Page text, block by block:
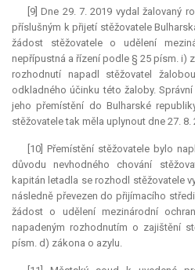
[9] Dne 29. 7. 2019 vydal žalovaný
příslušným k přijetí stěžovatele
žádost stěžovatele o udělení
nepřípustná a řízení podle § 25 písm. i)
rozhodnutí napadl stěžovatel
odkladného účinku této žaloby.
jeho přemístění do Bulharské
stěžovatele tak měla uplynout dne 27. 8.
[10] Přemístění stěžovatele bylo
důvodu nevhodného chování
kapitán letadla se rozhodl stěžovatele
následně převezen do přijímacího
žádost o udělení mezinárodní
napadeným rozhodnutím o zajištění
písm. d) zákona o azylu.